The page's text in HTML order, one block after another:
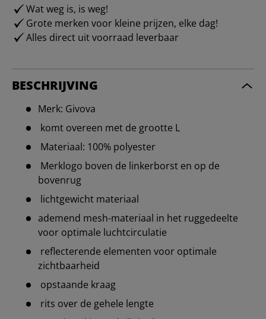
Wat weg is, is weg!
Grote merken voor kleine prijzen, elke dag!
Alles direct uit voorraad leverbaar
BESCHRIJVING
Merk: Givova
komt overeen met de grootte L
Materiaal: 100% polyester
Merklogo boven de linkerborst en op de
bovenrug
lichtgewicht materiaal
ademend mesh-materiaal in het ruggedeelte
voor optimale luchtcirculatie
reflecterende elementen voor optimale
zichtbaarheid
opstaande kraag
rits over de gehele lengte